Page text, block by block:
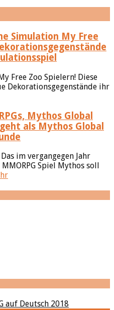
My Free
Free Zoo Spielern! Diese
Dekorationsgegenstände ihr
als Mythos Global
im vergangegen Jahr
Spiel Mythos soll